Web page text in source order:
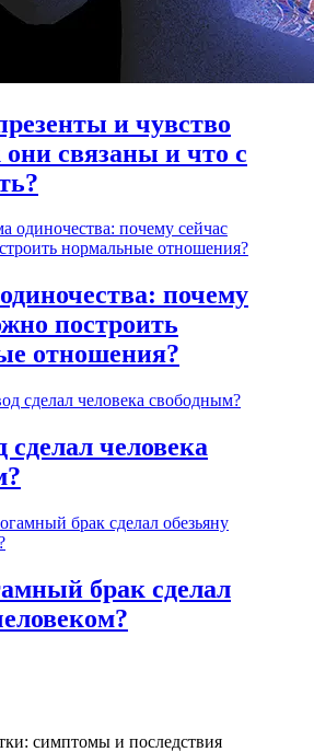
и чувство
они связаны и что с
почему
построить
отношения?
сделал человека
брак сделал
симптомы и последствия